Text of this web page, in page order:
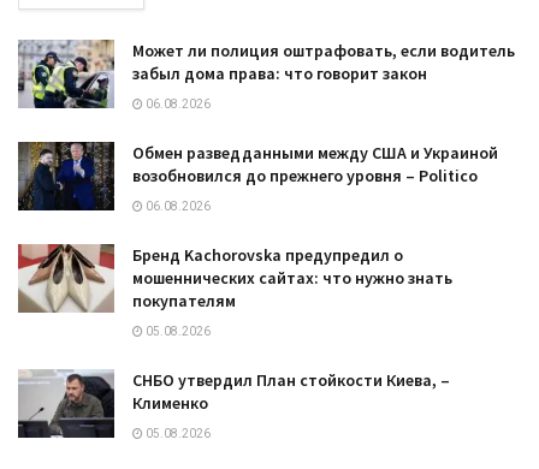
Может ли полиция оштрафовать, если водитель
забыл дома права: что говорит закон
06.08.2026
Обмен разведданными между США и Украиной
возобновился до прежнего уровня – Politico
06.08.2026
Бренд Kachorovska предупредил о
мошеннических сайтах: что нужно знать
покупателям
05.08.2026
СНБО утвердил План стойкости Киева, –
Клименко
05.08.2026